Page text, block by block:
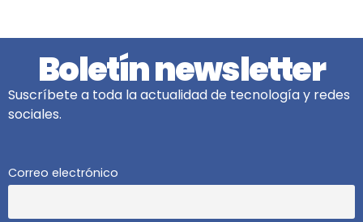
Boletín newsletter
Suscríbete a toda la actualidad de tecnología y redes
sociales.
Correo electrónico